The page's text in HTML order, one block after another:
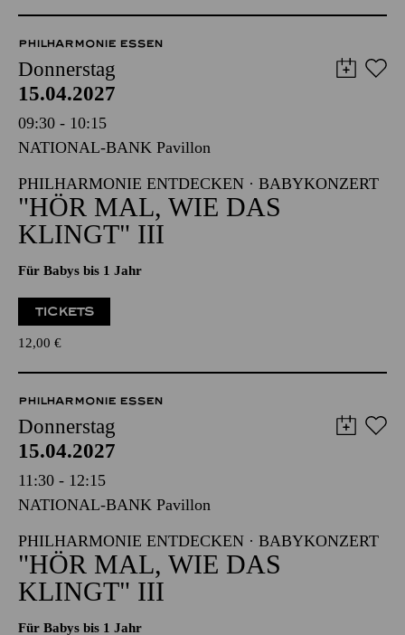
19,00€
PHILHARMONIE ESSEN
Donnerstag
15.04.2027
09:30 - 10:15
NATIONAL-BANK Pavillon
PHILHARMONIE ENTDECKEN · BABYKONZERT
"HÖR MAL, WIE DAS
Für Babys bis 1 Jahr
12,00€
PHILHARMONIE ESSEN
Donnerstag
15.04.2027
11:30 - 12:15
NATIONAL-BANK Pavillon
PHILHARMONIE ENTDECKEN · BABYKONZERT
"HÖR MAL, WIE DAS